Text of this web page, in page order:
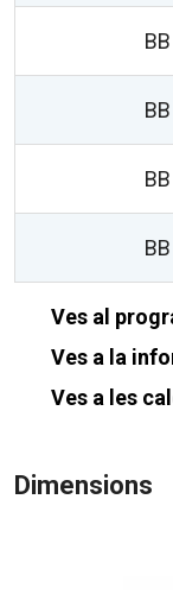
Ves al
Ves a la
Ves a les
Dimensions